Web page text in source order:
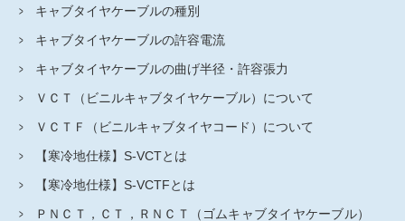
キャブタイヤケーブルの種別
キャブタイヤケーブルの許容電流
キャブタイヤケーブルの曲げ半径・許容張力
ＶＣＴ（ビニルキャブタイヤケーブル）について
ＶＣＴＦ（ビニルキャブタイヤコード）について
【寒冷地仕様】S-VCTとは
【寒冷地仕様】S-VCTFとは
ＰＮＣＴ，ＣＴ，ＲＮＣＴ（ゴムキャブタイヤケーブル）